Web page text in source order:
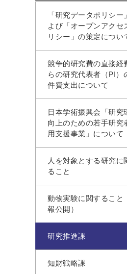
「研究データポリシー
よび「オープンアクセ
リシー」の策定につい
競争的研究費の直接経
らの研究代表者（PI）
件費支出について
日本学術振興会「研究
向上のための若手研究
用支援事業」について
人を対象とする研究に
ること
動物実験に関すること
報公開）
研究推進課
知財戦略課